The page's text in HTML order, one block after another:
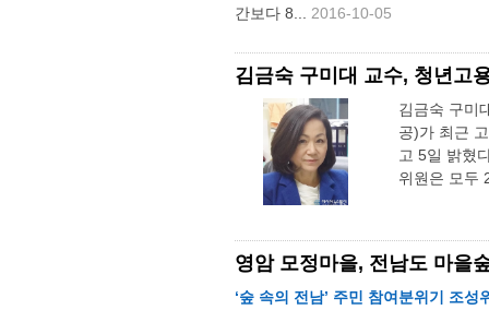
간보다 8... 2016-10-05
김금숙 구미대 교수, 청년고
김금숙 구미
공)가 최근
고 5일 밝혔
위원은 모두
영암 모정마을, 전남도 마을
‘숲 속의 전남’ 주민 참여분위기 조성